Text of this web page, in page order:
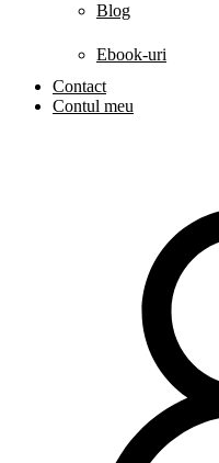
Blog
Ebook-uri
Contact
Contul meu